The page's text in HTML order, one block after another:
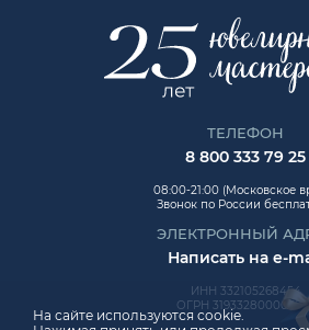
ТЕЛЕФОН
8 800 333 79 25
08:00-21:00 (Московское
Звонок по России
ЭЛЕКТРОННЫЙ
Написать на e-
ИНН 332105268454
ОГРН
На сайте используются cookie.